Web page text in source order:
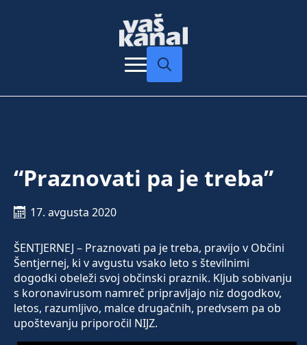
“Praznovati pa je treba”
17. avgusta 2020
ŠENTJERNEJ – Praznovati pa je treba, pravijo v Občini
Šentjernej, ki v avgustu vsako leto s številnimi
dogodki obeleži svoj občinski praznik. Kljub sobivanju
s koronavirusom namreč pripravljajo niz dogodkov,
letos, razumljivo, malce drugačnih, predvsem pa ob
upoštevanju priporočil NIJZ.